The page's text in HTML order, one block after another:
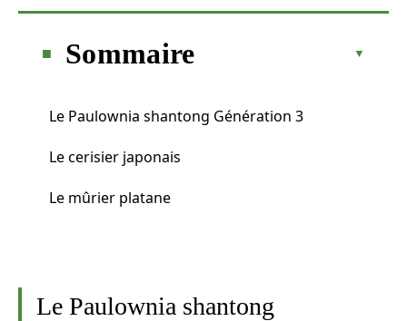
Sommaire
Le Paulownia shantong Génération 3
Le cerisier japonais
Le mûrier platane
Le Paulownia shantong